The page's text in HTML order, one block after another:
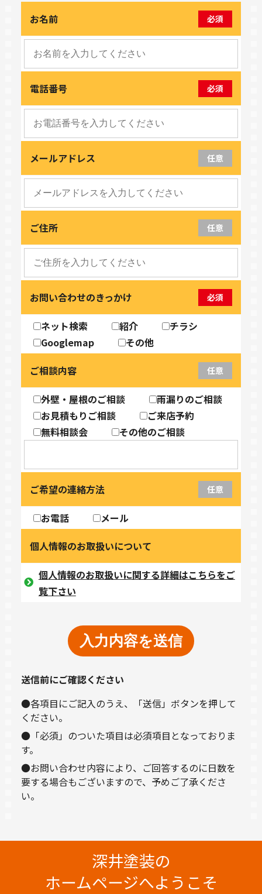
お名前 必須
電話番号 必須
メールアドレス 任意
ご住所 任意
お問い合わせのきっかけ 必須
ネット検索 紹介
チラシ
Googlemap
その他
ご相談内容
任意
外壁・屋根のご相談
雨漏りのご相談
お見積もりご相談
ご来店予約
無料相談会
その他のご相談
ご希望の連絡方法 任意
お電話
メール
個人情報のお取扱いについて
個人情報のお取扱いに関する詳細はこちらをご
覧下さい
送信前にご確認ください
●各項目にご記入のうえ、「送信」ボタンを押して
ください。
●「必須」のついた項目は必須項目となっておりま
す。
●お問い合わせ内容により、ご回答するのに日数を
要する場合もございますので、予めご了承くださ
い。
深井塗装の
ホームページへようこそ